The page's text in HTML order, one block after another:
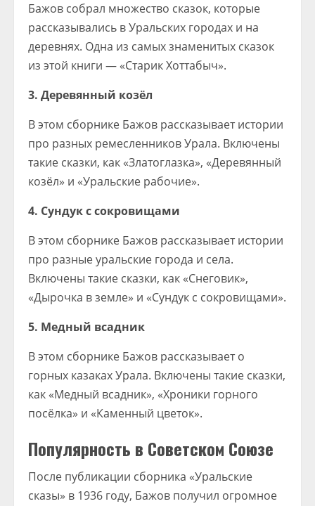
Бажов собрал множество сказок, которые
рассказывались в Уральских городах и на
деревнях. Одна из самых знаменитых сказок
из этой книги — «Старик Хоттабыч».
3. Деревянный козёл
В этом сборнике Бажов рассказывает истории
про разных ремесленников Урала. Включены
такие сказки, как «Златоглазка», «Деревянный
козёл» и «Уральские рабочие».
4. Сундук с сокровищами
В этом сборнике Бажов рассказывает истории
про разные уральские города и села.
Включены такие сказки, как «Снеговик»,
«Дырочка в земле» и «Сундук с сокровищами».
5. Медный всадник
В этом сборнике Бажов рассказывает о
горных казаках Урала. Включены такие сказки,
как «Медный всадник», «Хроники горного
посёлка» и «Каменный цветок».
Популярность в Советском Союзе
После публикации сборника «Уральские
сказы» в 1936 году, Бажов получил огромное